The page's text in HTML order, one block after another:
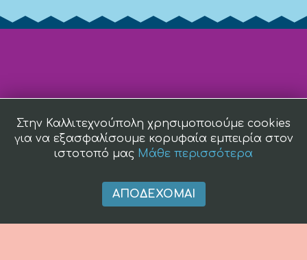
Στην Καλλιτεχνούπολη χρησιμοποιούμε cookies
για να εξασφαλίσουμε κορυφαία εμπειρία στον
ιστοτοπό μας Μάθε περισσότερα
ΑΠΟΔΈΧΟΜΑΙ